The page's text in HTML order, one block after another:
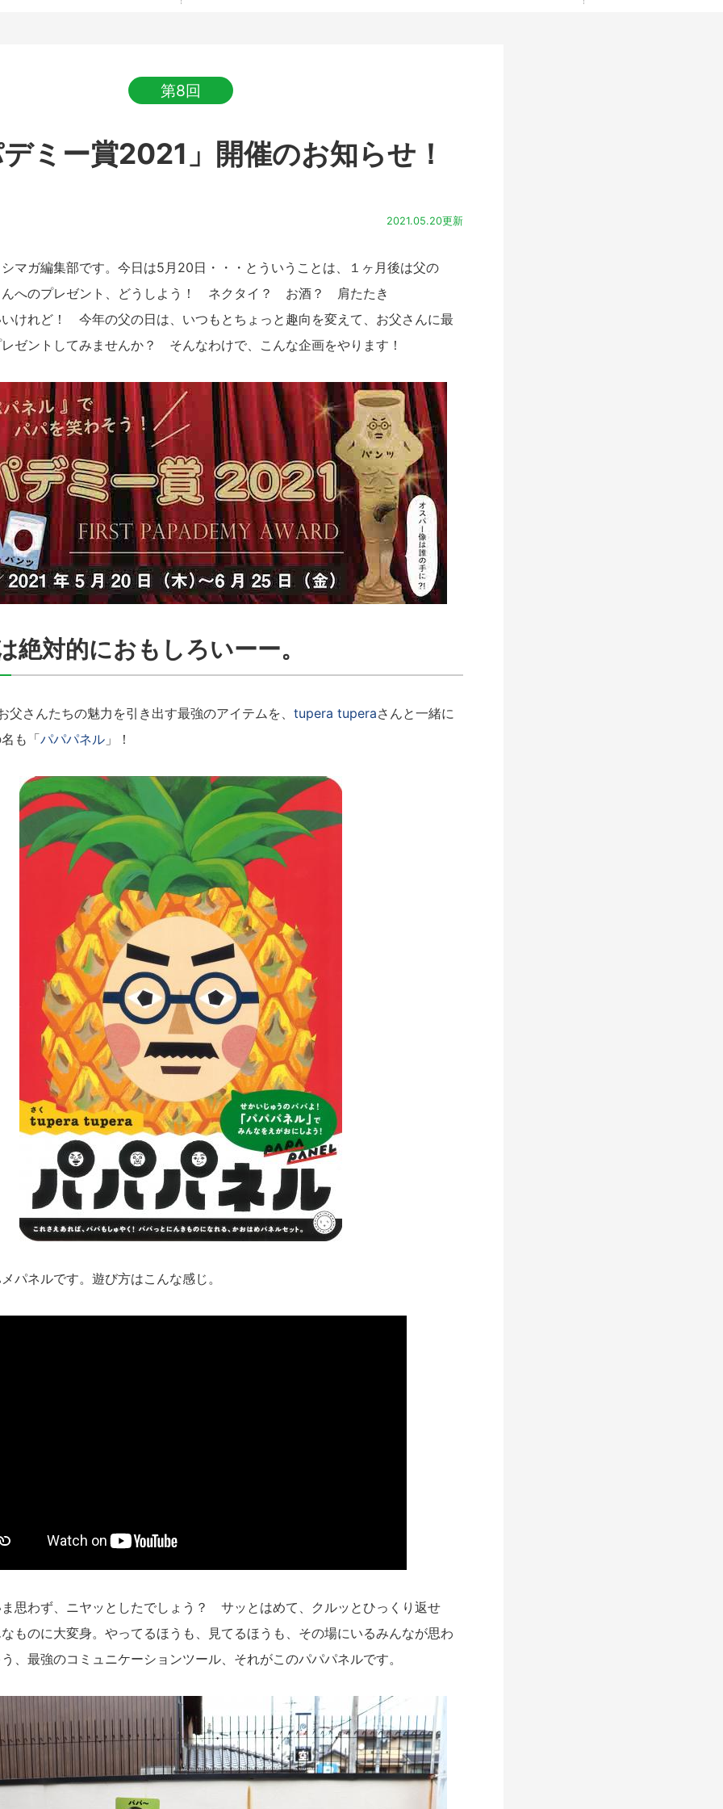
第8回
デミー賞2021」開催のお知らせ！
2021.05.20更新
マガ編集部です。今日は5月20日・・・とういうことは、１ヶ月後は父の
んへのプレゼント、どうしよう！ ネクタイ？ お酒？ 肩たたき
けれど！ 今年の父の日は、いつもとちょっと趣向を変えて、お父さんに最
ゼントしてみませんか？ そんなわけで、こんな企画をやります！
絶対的におもしろいーー。
父さんたちの魅力を引き出す最強のアイテムを、 tupera tuperaさんと一緒に
も「パパパネル 」！
パネルです。遊び方はこんな感じ。
わず、ニヤッとしたでしょう？ サッとはめて、クルッとひっくり返せ
ものに大変身。やってるほうも、見てるほうも、その場にいるみんなが思わ
、最強のコミュニケーションツール、それがこのパパパネルです。